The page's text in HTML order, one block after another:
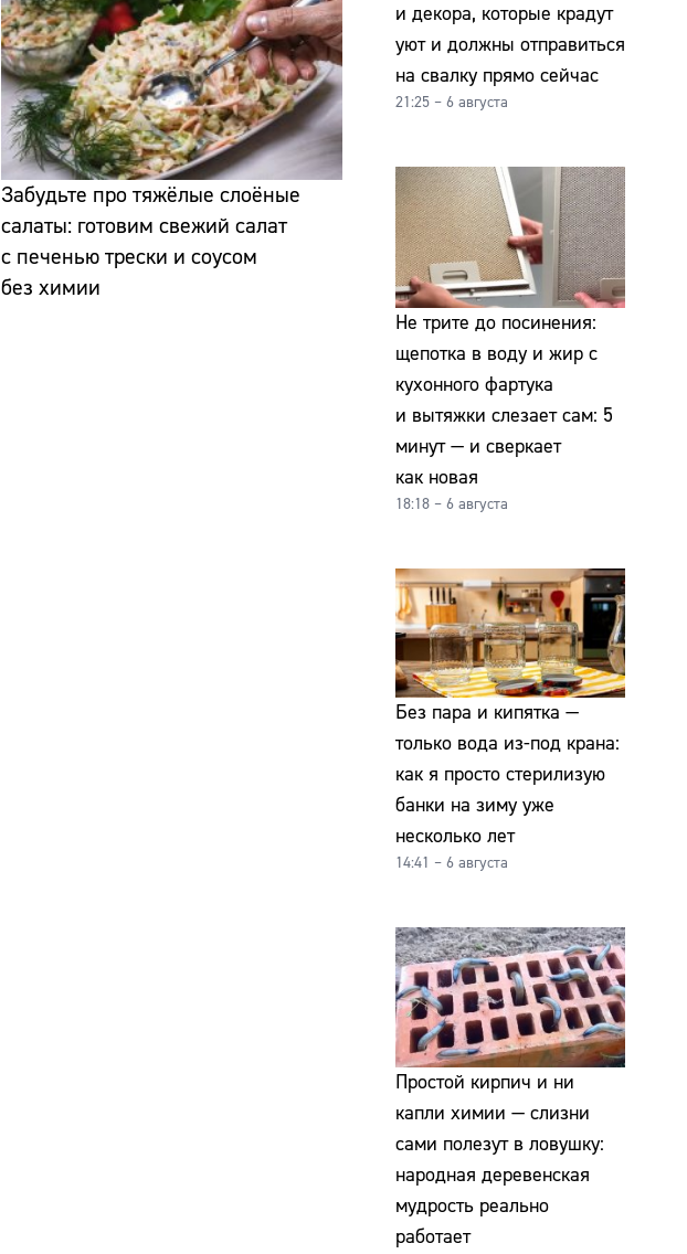
Забудьте про тяжёлые слоёные
салаты: готовим свежий салат
с печенью трески и соусом
без химии
и декора, которые крадут
уют и должны отправиться
на свалку прямо сейчас
21:25 – 6 августа
Не трите до посинения:
щепотка в воду и жир с
кухонного фартука
и вытяжки слезает сам: 5
минут — и сверкает
как новая
18:18 – 6 августа
Без пара и кипятка —
только вода из-под крана:
как я просто стерилизую
банки на зиму уже
несколько лет
14:41 – 6 августа
Простой кирпич и ни
капли химии — слизни
сами полезут в ловушку:
народная деревенская
мудрость реально
работает